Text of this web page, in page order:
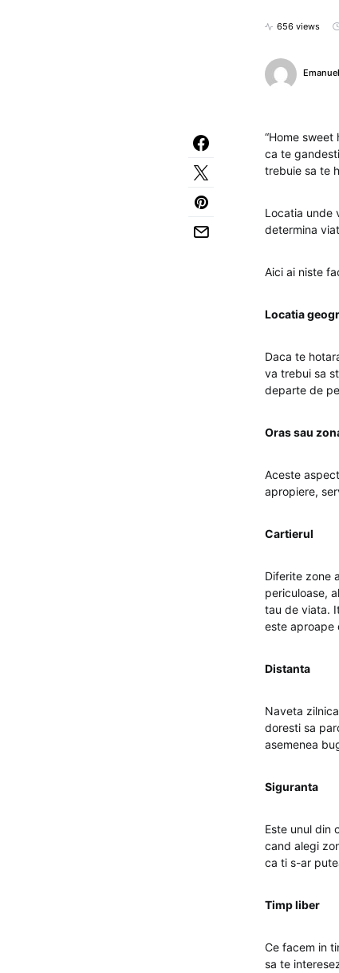
656 views
“Home
ca te
trebuie sa te
Locatia unde
determina
Aici ai niste
Locatia
Daca te
va trebui sa
departe de
Oras sau
Aceste
apropiere,
Cartierul
Diferite zone
periculoase,
tau de viata.
este aproape
Distanta
Naveta
doresti sa
asemenea
Siguranta
Este unul din
cand alegi
ca ti s-ar
Timp liber
Ce facem in
sa te